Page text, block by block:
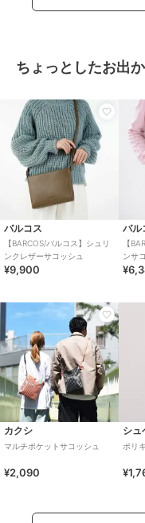
ちょっとしたお出
バルコス
【BARCOS/バルコス】シュリ
ンクレザーサコッシュ
¥9,900
バル
【
ンサ
カクシ
マルチポケットサコッシュ
¥2,090
シュ
ポリ